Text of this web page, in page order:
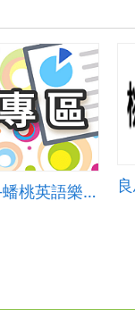
你說我說大家說-蟠桃英語樂陶陶